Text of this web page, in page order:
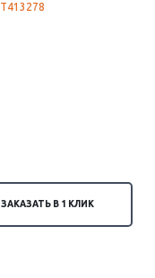
T413278
ЗАКАЗАТЬ В 1 КЛИК